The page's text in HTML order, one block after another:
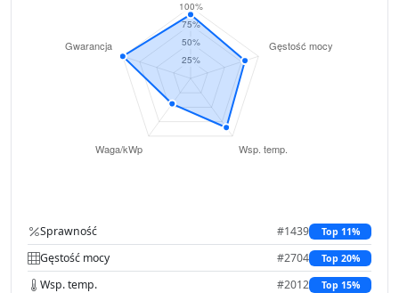
Sprawność #1439 Top 11%
Gęstość mocy #2704 Top 20%
Wsp. temp. #2012 Top 15%